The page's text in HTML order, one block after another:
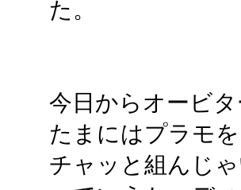
た。
今日からオービタ
たまにはプラモ
チャッと組んじ